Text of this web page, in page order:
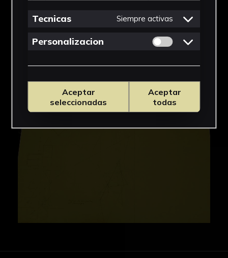
Tecnicas Siempre activas
Personalizacion Permitir cookies
Aceptar
seleccionadas
Aceptar
todas